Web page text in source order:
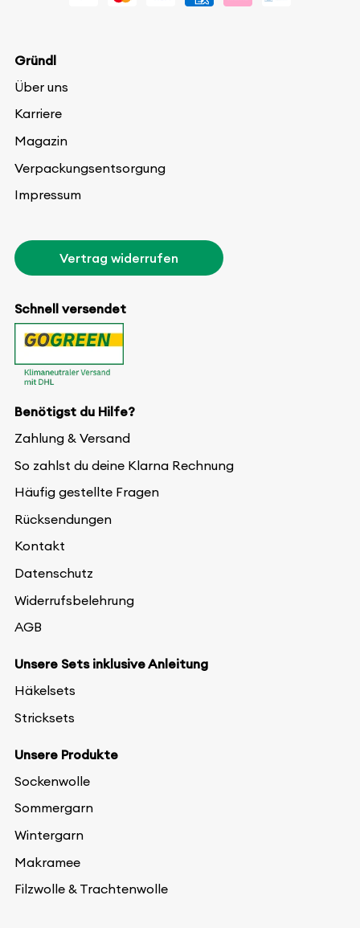
Benötigst du Hilfe?
Zahlung & Versand
So zahlst du deine Klarna Rechnung
Häufig gestellte Fragen
Rücksendungen
Kontakt
Datenschutz
Widerrufsbelehrung
AGB
Unsere Sets inklusive Anleitung
Häkelsets
Stricksets
Unsere Produkte
Sockenwolle
Sommergarn
Wintergarn
Makramee
Filzwolle & Trachtenwolle
Gründl
Über uns
Karriere
Magazin
Verpackungsentsorgung
Impressum
Vertrag widerrufen
Schnell versendet